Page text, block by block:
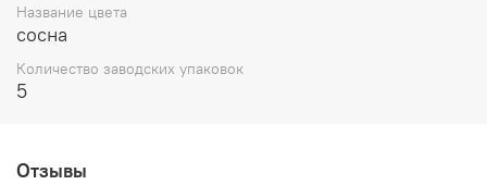
Название цвета
сосна
Количество заводских упаковок
5
Отзывы